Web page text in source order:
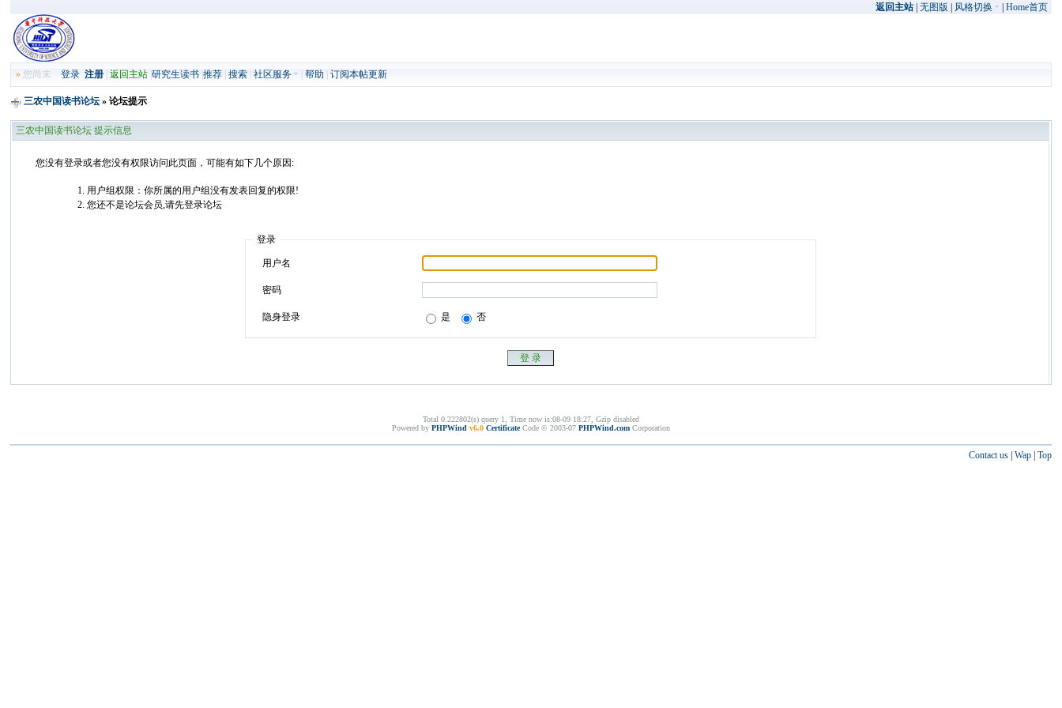
返回主站| 无图版 风格切换 Home首页
» 您尚未登录 注册 |返回主站 |研究生读书 |推荐 |搜索 |社区服务 |帮助 |订阅本帖更新
三农中国读书论坛 » 论坛提示
三农中国读书论坛 提示信息
您没有登录或者您没有权限访问此页面，可能有如下几个原因:
用户组权限：你所属的用户组没有发表回复的权限!
您还不是论坛会员,请先登录论坛
登录
用户名
密码
隐身登录 是 否
Total 0.222802(s) query 1, Time now is:08-09 18:27, Gzip disabled
Powered by PHPWind v6.0 CertificateCode © 2003-07 PHPWind.com Corporation
Contact us| Wap| Top